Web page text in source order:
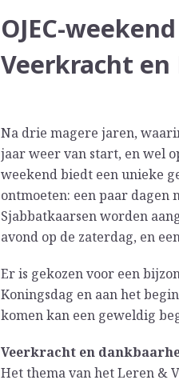
OJEC-
Veerkracht
Na drie magere jaren,
jaar weer van start, en wel
weekend biedt een unieke
ontmoeten: een paar dagen
Sjabbatkaarsen worden
avond op de zaterdag, en
Er is gekozen voor een
Koningsdag en aan het
komen kan een geweldig
Veerkracht en
Het thema van het Leren &